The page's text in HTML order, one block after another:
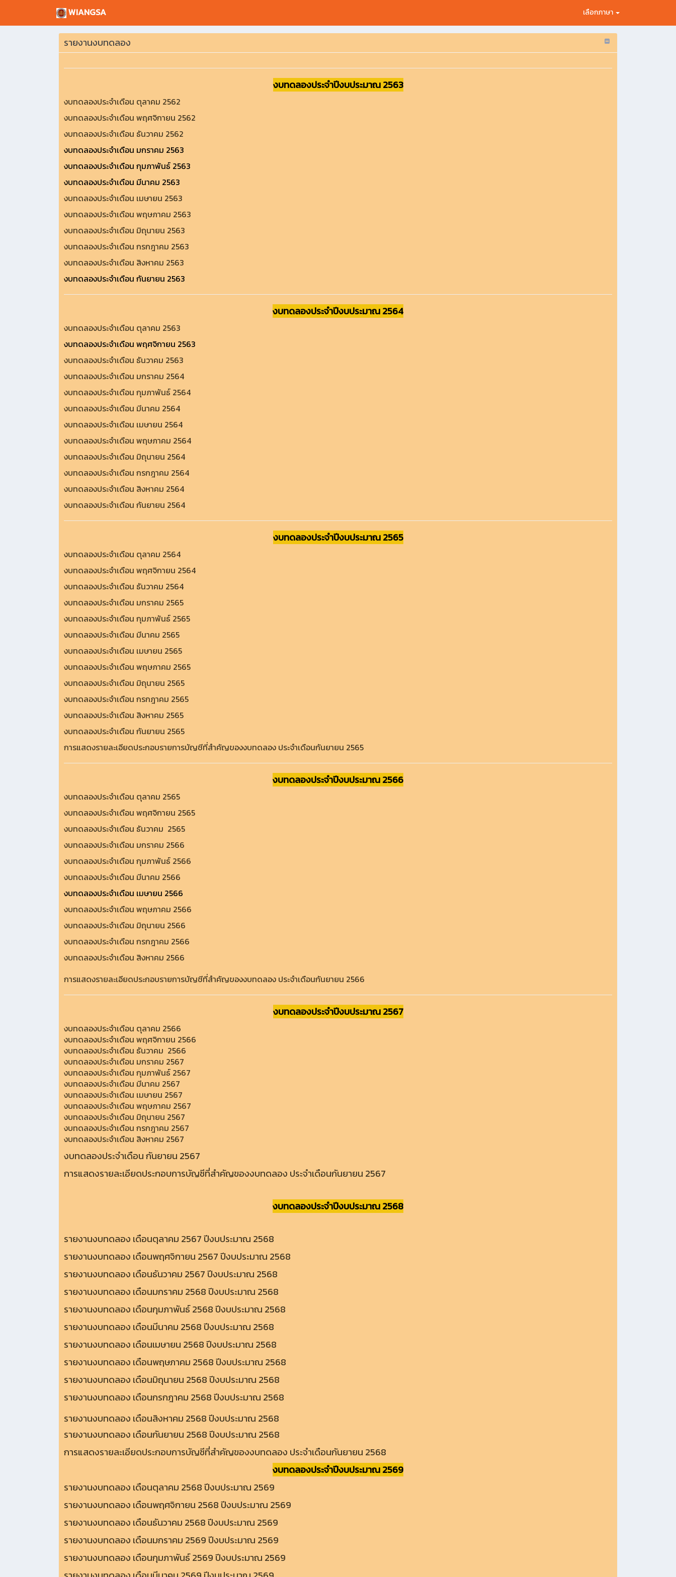
WIANGSA เลือกภาษา
รายงานงบทดลอง
งบทดลองประจำปีงบประมาณ 2563
งบทดลองประจำเดือน ตุลาคม 2562
งบทดลองประจำเดือน พฤศจิกายน 2562
งบทดลองประจำเดือน ธันวาคม 2562
งบทดลองประจำเดือน มกราคม 2563
งบทดลองประจำเดือน กุมภาพันธ์ 2563
งบทดลองประจำเดือน มีนาคม 2563
งบทดลองประจำเดือน เมษายน 2563
งบทดลองประจำเดือน พฤษภาคม 2563
งบทดลองประจำเดือน มิถุนายน 2563
งบทดลองประจำเดือน กรกฎาคม 2563
งบทดลองประจำเดือน สิงหาคม 2563
งบทดลองประจำเดือน กันยายน 2563
งบทดลองประจำปีงบประมาณ 2564
งบทดลองประจำเดือน ตุลาคม 2563
งบทดลองประจำเดือน พฤศจิกายน 2563
งบทดลองประจำเดือน ธันวาคม 2563
งบทดลองประจำเดือน มกราคม 2564
งบทดลองประจำเดือน กุมภาพันธ์ 2564
งบทดลองประจำเดือน มีนาคม 2564
งบทดลองประจำเดือน เมษายน 2564
งบทดลองประจำเดือน พฤษภาคม 2564
งบทดลองประจำเดือน มิถุนายน 2564
งบทดลองประจำเดือน กรกฎาคม 2564
งบทดลองประจำเดือน สิงหาคม 2564
งบทดลองประจำเดือน กันยายน 2564
งบทดลองประจำปีงบประมาณ 2565
งบทดลองประจำเดือน ตุลาคม 2564
งบทดลองประจำเดือน พฤศจิกายน 2564
งบทดลองประจำเดือน ธันวาคม 2564
งบทดลองประจำเดือน มกราคม 2565
งบทดลองประจำเดือน กุมภาพันธ์ 2565
งบทดลองประจำเดือน มีนาคม 2565
งบทดลองประจำเดือน เมษายน 2565
งบทดลองประจำเดือน พฤษภาคม 2565
งบทดลองประจำเดือน มิถุนายน 2565
งบทดลองประจำเดือน กรกฎาคม 2565
งบทดลองประจำเดือน สิงหาคม 2565
งบทดลองประจำเดือน กันยายน 2565
การแสดงรายละเอียดประกอบรายการบัญชีที่สำคัญของงบทดลอง ประจำเดือนกันยายน 2565
งบทดลองประจำปีงบประมาณ 2566
งบทดลองประจำเดือน ตุลาคม 2565
งบทดลองประจำเดือน พฤศจิกายน 2565
งบทดลองประจำเดือน ธันวาคม 2565
งบทดลองประจำเดือน มกราคม 2566
งบทดลองประจำเดือน กุมภาพันธ์ 2566
งบทดลองประจำเดือน มีนาคม 2566
งบทดลองประจำเดือน เมษายน 2566
งบทดลองประจำเดือน พฤษภาคม 2566
งบทดลองประจำเดือน มิถุนายน 2566
งบทดลองประจำเดือน กรกฎาคม 2566
งบทดลองประจำเดือน สิงหาคม 2566
การแสดงรายละเอียดประกอบรายการบัญชีที่สำคัญของงบทดลอง ประจำเดือนกันยายน 2566
งบทดลองประจำปีงบประมาณ 2567
งบทดลองประจำเดือน ตุลาคม 2566
งบทดลองประจำเดือน พฤศจิกายน 2566
งบทดลองประจำเดือน ธันวาคม 2566
งบทดลองประจำเดือน มกราคม 2567
งบทดลองประจำเดือน กุมภาพันธ์ 2567
งบทดลองประจำเดือน มีนาคม 2567
งบทดลองประจำเดือน เมษายน 2567
งบทดลองประจำเดือน พฤษภาคม 2567
งบทดลองประจำเดือน มิถุนายน 2567
งบทดลองประจำเดือน กรกฎาคม 2567
งบทดลองประจำเดือน สิงหาคม 2567
งบทดลองประจำเดือน กันยายน 2567
การแสดงรายละเอียดประกอบการบัญชีที่สำคัญของงบทดลอง ประจำเดือนกันยายน 2567
งบทดลองประจำปีงบประมาณ 2568
รายงานงบทดลอง เดือนตุลาคม 2567 ปีงบประมาณ 2568
รายงานงบทดลอง เดือนพฤศจิกายน 2567 ปีงบประมาณ 2568
รายงานงบทดลอง เดือนธันวาคม 2567 ปีงบประมาณ 2568
รายงานงบทดลอง เดือนมกราคม 2568 ปีงบประมาณ 2568
รายงานงบทดลอง เดือนกุมภาพันธ์ 2568 ปีงบประมาณ 2568
รายงานงบทดลอง เดือนมีนาคม 2568 ปีงบประมาณ 2568
รายงานงบทดลอง เดือนเมษายน 2568 ปีงบประมาณ 2568
รายงานงบทดลอง เดือนพฤษภาคม 2568 ปีงบประมาณ 2568
รายงานงบทดลอง เดือนมิถุนายน 2568 ปีงบประมาณ 2568
รายงานงบทดลอง เดือนกรกฎาคม 2568 ปีงบประมาณ 2568
รายงานงบทดลอง เดือนสิงหาคม 2568 ปีงบประมาณ 2568
รายงานงบทดลอง เดือนกันยายน 2568 ปีงบประมาณ 2568
การแสดงรายละเอียดประกอบการบัญชีที่สำคัญของงบทดลอง ประจำเดือนกันยายน 2568
งบทดลองประจำปีงบประมาณ 2569
รายงานงบทดลอง เดือนตุลาคม 2568 ปีงบประมาณ 2569
รายงานงบทดลอง เดือนพฤศจิกายน 2568 ปีงบประมาณ 2569
รายงานงบทดลอง เดือนธันวาคม 2568 ปีงบประมาณ 2569
รายงานงบทดลอง เดือนมกราคม 2569 ปีงบประมาณ 2569
รายงานงบทดลอง เดือนกุมภาพันธ์ 2569 ปีงบประมาณ 2569